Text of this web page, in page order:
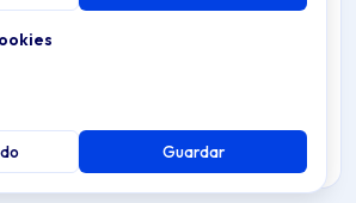
formas de inscribir tus
Guardar